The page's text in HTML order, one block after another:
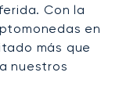
Con la
en
más que
nuestros